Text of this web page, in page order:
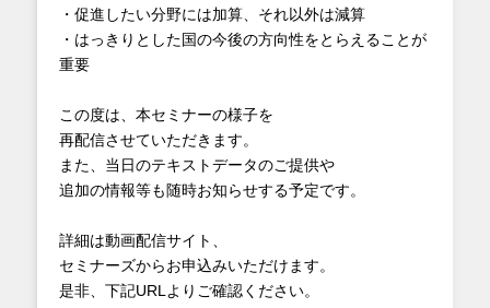
・促進したい分野には加算、それ以外は減算
・はっきりとした国の今後の方向性をとらえることが
重要
この度は、本セミナーの様子を
再配信させていただきます。
また、当日のテキストデータのご提供や
追加の情報等も随時お知らせする予定です。
詳細は動画配信サイト、
セミナーズからお申込みいただけます。
是非、下記URLよりご確認ください。